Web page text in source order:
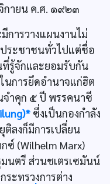
กายน ค.ศ. ๑๙๒๓
การวางแผนงานไม่
ระชาชนทั่วไปแต่ชื่อ
ที่รู้จักและยอมรับกัน
การยึดอำนาจแก่ฮิต
จำคุก ๕ ปี พรรคนาซี
ซึ่งเป็นกองกำลัง
ลงก็มีการเปลี่ยน
ซ์ (Wilhelm Marx)
นตรี ส่วนชเตรเซมันน์
ระทรวงการต่าง